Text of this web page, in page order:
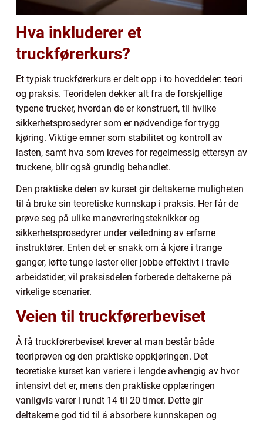
Hva inkluderer et
truckførerkurs?
Et typisk truckførerkurs er delt opp i to hoveddeler: teori
og praksis. Teoridelen dekker alt fra de forskjellige
typene trucker, hvordan de er konstruert, til hvilke
sikkerhetsprosedyrer som er nødvendige for trygg
kjøring. Viktige emner som stabilitet og kontroll av
lasten, samt hva som kreves for regelmessig ettersyn av
truckene, blir også grundig behandlet.
Den praktiske delen av kurset gir deltakerne muligheten
til å bruke sin teoretiske kunnskap i praksis. Her får de
prøve seg på ulike manøvreringsteknikker og
sikkerhetsprosedyrer under veiledning av erfarne
instruktører. Enten det er snakk om å kjøre i trange
ganger, løfte tunge laster eller jobbe effektivt i travle
arbeidstider, vil praksisdelen forberede deltakerne på
virkelige scenarier.
Veien til truckførerbeviset
Å få truckførerbeviset krever at man består både
teoriprøven og den praktiske oppkjøringen. Det
teoretiske kurset kan variere i lengde avhengig av hvor
intensivt det er, mens den praktiske opplæringen
vanligvis varer i rundt 14 til 20 timer. Dette gir
deltakerne god tid til å absorbere kunnskapen og